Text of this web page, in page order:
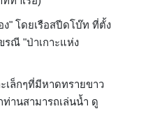
ง" โดยเรือสปีดโบ๊ท ที่ตั้ง
รณี "ป่าเกาะแห่ง
ะเล็กๆที่มีหาดทรายขาว
านสามารถเล่นน้ำ ดู